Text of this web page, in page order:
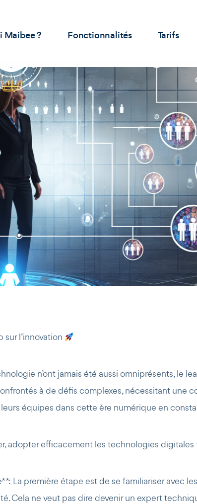
Maibee ? Fonctionnalités Tarifs
l’innovation
n’ont jamais été aussi omniprésents, le
à de défis complexes, nécessitant une
équipes dans cette ère numérique en
adopter efficacement les technologies digitales
: La première étape est de se familiariser avec
Cela ne veut pas dire devenir un expert